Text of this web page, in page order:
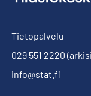
Tietopalvelu
029 551 2220
info@stat.fi